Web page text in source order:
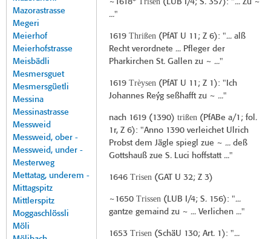
Mazorastrasse
Megeri
Meierhof
Meierhofstrasse
Meisbädli
Mesmersguet
Mesmersgüetli
Messina
Messinastrasse
Messweid
Messweid, ober -
Messweid, under -
Mesterweg
Mettatag, underem -
Mittagspitz
Mittlerspitz
Moggaschlössli
Möli
~1618* ( LUB I/4; S. 357): "... Zu ~
..."
1619 Thrißen( PfAT U 11 ; Z 6): "... alß
Recht verordnete ... Pfleger der
Pharkirchen St. Gallen zu ~ ..."
1619 Trèysen( PfAT U 11 ; Z 1): "Ich
Johannes Reýg seßhafft zu ~ ..."
nach 1619 ( 1390) trißen(PfABe a/1; fol.
1r, Z 6): "Anno 1390 verleichet Ulrich
Probst dem Jägle spiegl zue ~ ... deß
Gottshauß zue S. Luci hoffstatt ..."
1646 Trisen(GAT U 32; Z 3)
~1650 Trissen( LUB I/4; S. 156): "...
gantze gemaind zu ~ ... Verlichen ..."
1653 Trisen(SchäU 130; Art. 1): "...